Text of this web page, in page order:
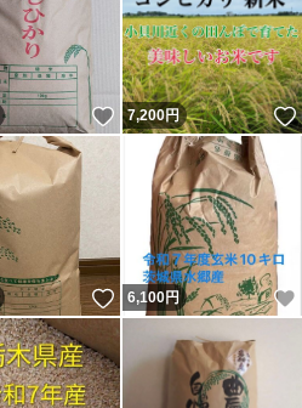
いいね！
7,200円
いいね！
6,100円